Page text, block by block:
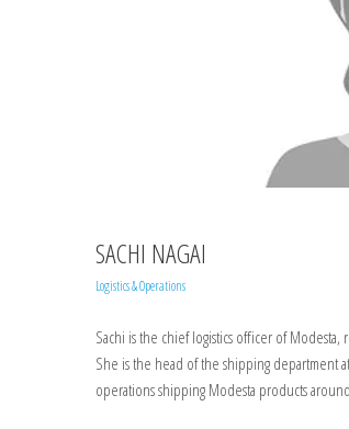
SACHI NAGAI
Logistics & Operations
Sachi is the chief logistics officer of
She is the head of the shipping department
operations shipping Modesta products